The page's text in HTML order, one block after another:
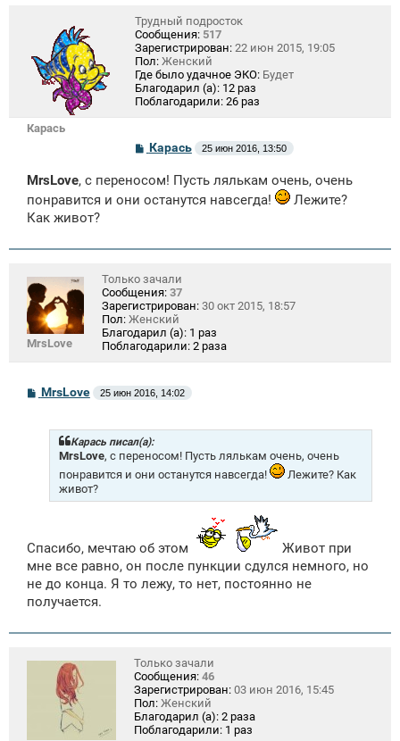
Карась
Трудный подросток
Сообщения: 517
Зарегистрирован: 22 июн 2015, 19:05
Пол: Женский
Где было удачное ЭКО: Будет
Благодарил (а): 12 раз
Поблагодарили: 26 раз
С
б
щ
е
е
Карась 25 июн 2016, 13:50
MrsLove, с переносом! Пусть лялькам очень, очень
понравится и они останутся навсегда!
Лежите?
Как живот?
MrsLove
Только зачали
Сообщения: 37
Зарегистрирован: 30 окт 2015, 18:57
Пол: Женский
Благодарил (а): 1 раз
Поблагодарили: 2 раза
СMrsLove 25 июн 2016, 14:02
Карась писал(а):
MrsLove, с переносом! Пусть лялькам очень, очень
понравится и они останутся навсегда!
Лежите? Как
живот?
Спасибо, мечтаю об этом
Живот при
мне все равно, он после пункции сдулся немного, но
не до конца. Я то лежу, то нет, постоянно не
получается.
Только зачали
Сообщения: 46
Зарегистрирован: 03 июн 2016, 15:45
Пол: Женский
Благодарил (а): 2 раза
Поблагодарили: 1 раз